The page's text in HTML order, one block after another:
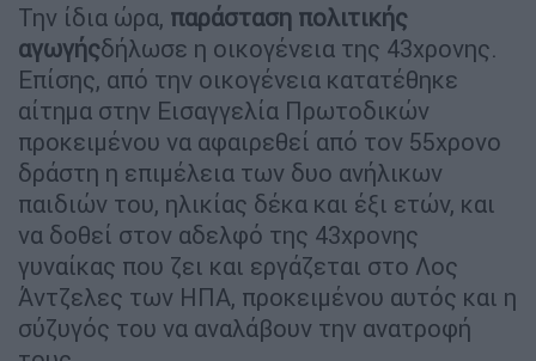
Την ίδια ώρα, παράσταση πολιτικής
αγωγήςδήλωσε η οικογένεια της 43χρονης.
Επίσης, από την οικογένεια κατατέθηκε
αίτημα στην Εισαγγελία Πρωτοδικών
προκειμένου να αφαιρεθεί από τον 55χρονο
δράστη η επιμέλεια των δυο ανήλικων
παιδιών του, ηλικίας δέκα και έξι ετών, και
να δοθεί στον αδελφό της 43χρονης
γυναίκας που ζει και εργάζεται στο Λος
Άντζελες των ΗΠΑ, προκειμένου αυτός και η
σύζυγός του να αναλάβουν την ανατροφή